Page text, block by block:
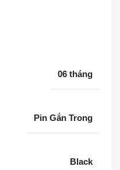
06 tháng
Pin Gắn Trong
Black